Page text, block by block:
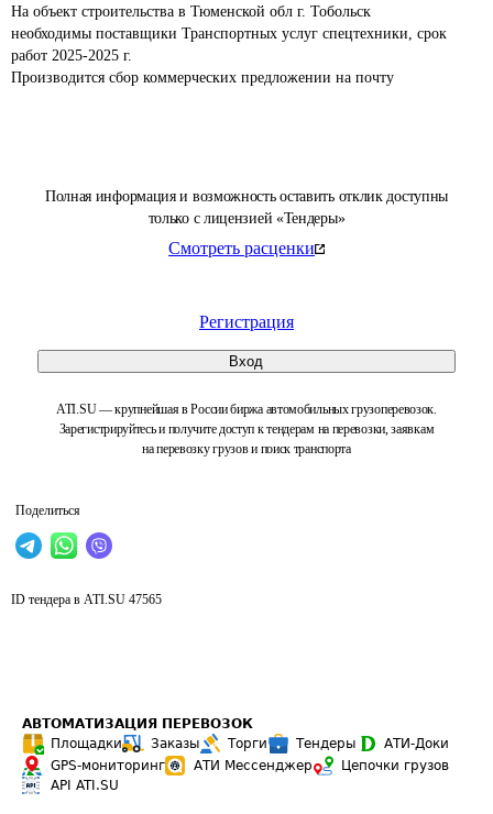
Полная информация и возможность оставить отклик доступны
только с лицензией «Тендеры»
Смотреть расценки
Регистрация
Вход
ATI.SU — крупнейшая в России биржа автомобильных грузоперевозок.
Зарегистрируйтесь и получите доступ к тендерам на перевозки, заявкам
на перевозку грузов и поиск транспорта
Поделиться
На объект строительства в Тюменской обл г. Тобольск
необходимы поставщики Транспортных услуг спецтехники, срок
работ 2025-2025 г.
Производится сбор коммерческих предложении на почту
ID тендера в ATI.SU 47565
АВТОМАТИЗАЦИЯ ПЕРЕВОЗОК
Площадки
Заказы Торги Тендеры
АТИ-Доки
GPS-мониторинг
АТИ Мессенджер
Цепочки грузов
API ATI.SU